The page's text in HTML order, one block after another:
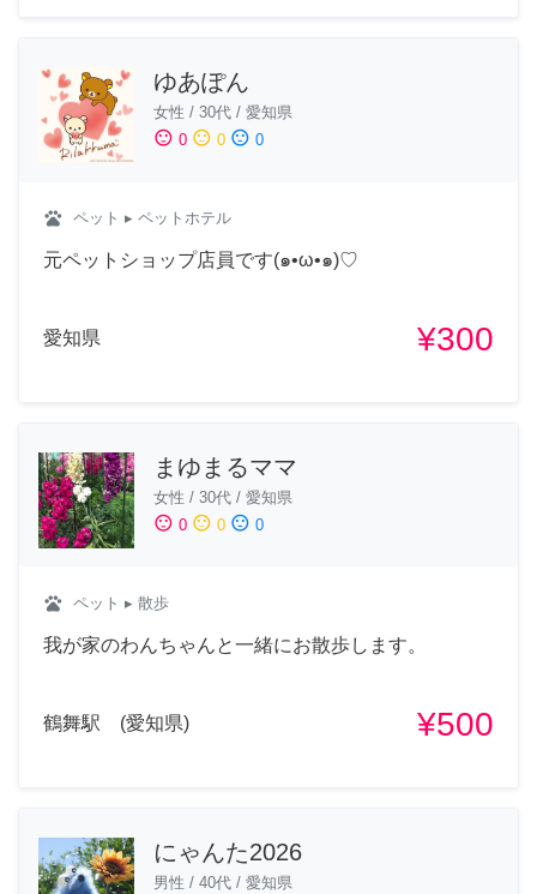
ゆあぽん
女性 / 30代 / 愛知県
sentiment_satisfied 0 sentiment_neutral 0 sentiment_dissatisfied 0
pets ペット ▸ ペットホテル
元ペットショップ店員です(๑•ω•๑)♡
愛知県 ¥300
まゆまるママ
女性 / 30代 / 愛知県
sentiment_satisfied 0 sentiment_neutral 0 sentiment_dissatisfied 0
pets ペット ▸ 散歩
我が家のわんちゃんと一緒にお散歩します。
鶴舞駅 (愛知県) ¥500
にゃんた2026
男性 / 40代 / 愛知県